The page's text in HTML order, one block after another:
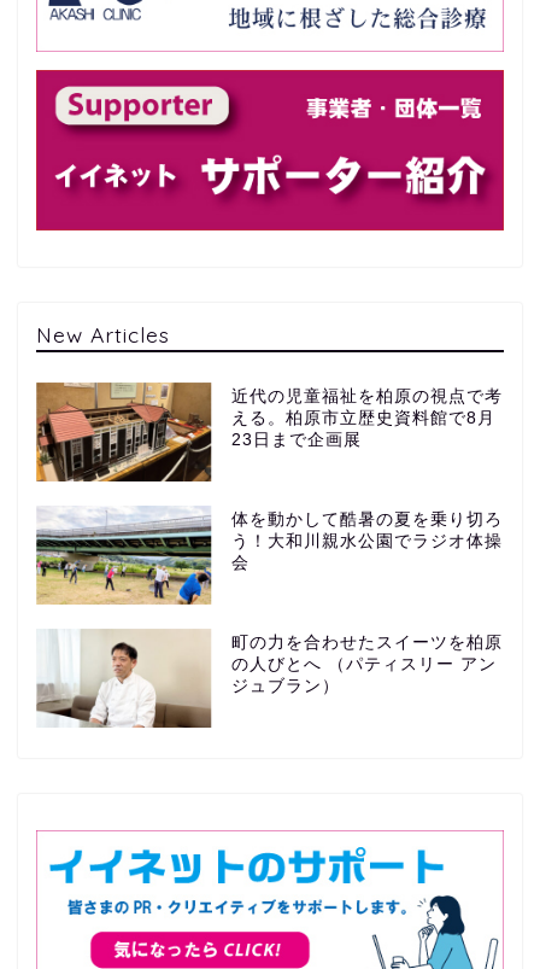
New Articles
近代の児童福祉を柏原の視点で考
える。柏原市立歴史資料館で8月
23日まで企画展
体を動かして酷暑の夏を乗り切ろ
う！大和川親水公園でラジオ体操
会
町の力を合わせたスイーツを柏原
の人びとへ （パティスリー アン
ジュブラン）